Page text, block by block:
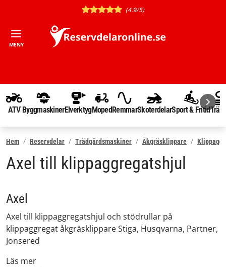
(4.9/5)
MENY
ATV ByggmaskinerElverktygMopedRemmarSkoterdelarSport & Fritid
Hem Reservdelar Trädgårdsmaskiner Åkgräsklippare
Axel till klippaggregatshjul
Axel
Axel till klippaggregatshjul och stödrullar på
klippaggregat åkgräsklippare Stiga, Husqvarna, Partner,
Jonsered
Läs mer